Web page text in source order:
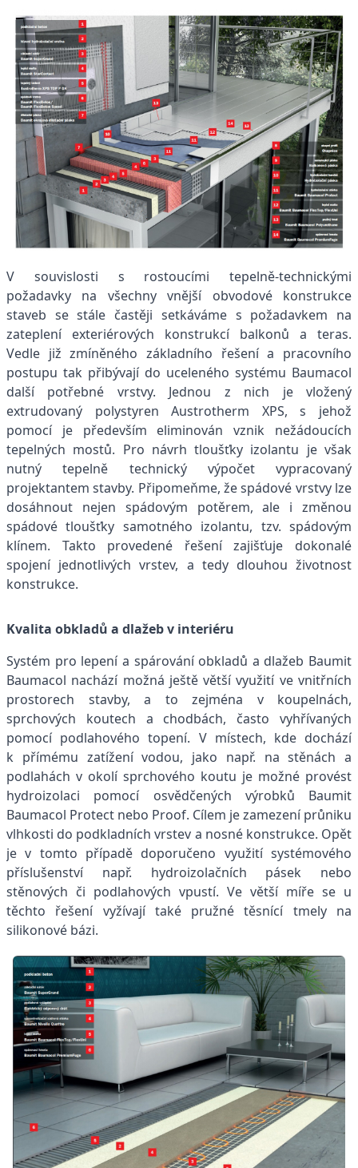
V souvislosti s rostoucími tepelně-technickými
požadavky na všechny vnější obvodové konstrukce
staveb se stále častěji setkáváme s požadavkem na
zateplení exteriérových konstrukcí balkonů a teras.
Vedle již zmíněného základního řešení a pracovního
postupu tak přibývají do uceleného systému Baumacol
další potřebné vrstvy. Jednou z nich je vložený
extrudovaný polystyren Austrotherm XPS, s jehož
pomocí je především eliminován vznik nežádoucích
tepelných mostů. Pro návrh tloušťky izolantu je však
nutný tepelně technický výpočet vypracovaný
projektantem stavby. Připomeňme, že spádové vrstvy lze
dosáhnout nejen spádovým potěrem, ale i změnou
spádové tloušťky samotného izolantu, tzv. spádovým
klínem. Takto provedené řešení zajišťuje dokonalé
spojení jednotlivých vrstev, a tedy dlouhou životnost
konstrukce.
Kvalita obkladů a dlažeb v interiéru
Systém pro lepení a spárování obkladů a dlažeb Baumit
Baumacol nachází možná ještě větší využití ve vnitřních
prostorech stavby, a to zejména v koupelnách,
sprchových koutech a chodbách, často vyhřívaných
pomocí podlahového topení. V místech, kde dochází
k přímému zatížení vodou, jako např. na stěnách a
podlahách v okolí sprchového koutu je možné provést
hydroizolaci pomocí osvědčených výrobků Baumit
Baumacol Protect nebo Proof. Cílem je zamezení průniku
vlhkosti do podkladních vrstev a nosné konstrukce. Opět
je v tomto případě doporučeno využití systémového
příslušenství např. hydroizolačních pásek nebo
stěnových či podlahových vpustí. Ve větší míře se u
těchto řešení vyžívají také pružné těsnící tmely na
silikonové bázi.